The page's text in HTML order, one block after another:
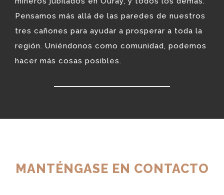
Pensamos más allá de las paredes de nuestros
tres cañones para ayudar a prosperar a toda la
región. Uniéndonos como comunidad, podemos
hacer más cosas posibles.
MANTÉNGASE EN CONTACTO